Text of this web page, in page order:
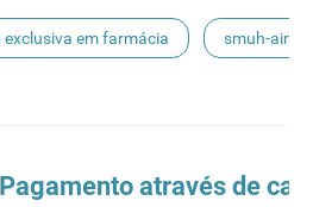
exclusiva em farmácia smuh-aim
através de